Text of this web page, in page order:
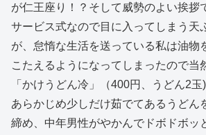
が仁王座り！？そして威勢のよい挨拶
サービス式なので目に入ってしまう天
が、怠惰な生活を送っている私は油物
こたえるようになってしまったので当
「かけうどん冷」（400円、うどん2玉
あらかじめ少しだけ茹でてあるうどん
締め、中年男性がやかんでドボドボッ